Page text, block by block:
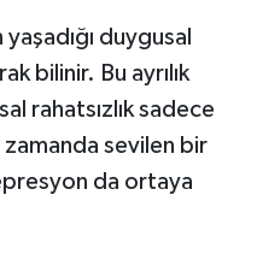
duygusal
bilinir. Bu ayrılık
rahatsızlık sadece
zamanda sevilen bir
da ortaya